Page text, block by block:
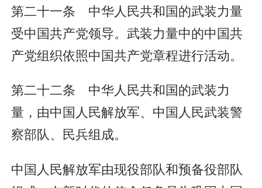
第二十一条 中华人民共和国的武装力量
受中国共产党领导。武装力量中的中国共
产党组织依照中国共产党章程进行活动。
第二十二条 中华人民共和国的武装力
量，由中国人民解放军、中国人民武装警
察部队、民兵组成。
中国人民解放军由现役部队和预备役部队